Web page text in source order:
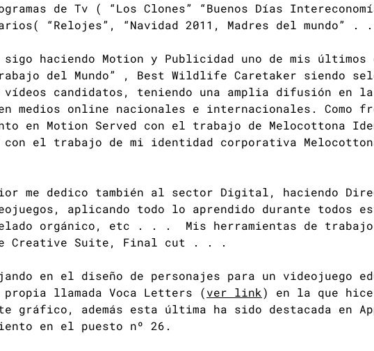
de Tv ( “Los Clones” “Buenos Días
“Relojes”, “Navidad 2011, Madres del mundo” .
haciendo Motion y Publicidad uno de mis últimos
del Mundo” , Best Wildlife Caretaker siendo
vídeos candidatos, teniendo una amplia difusión en
medios online nacionales e internacionales. Como
en Motion Served con el trabajo de Melocottona
con el trabajo de mi identidad corporativa
me dedico también al sector Digital, haciendo
aplicando todo lo aprendido durante todos
orgánico, etc . . . Mis herramientas de trabajo
Creative Suite, Final cut . . .
en el diseño de personajes para un videojuego
llamada Voca Letters (ver link) en la que
gráfico, además esta última ha sido destacada en
en el puesto nº 26.